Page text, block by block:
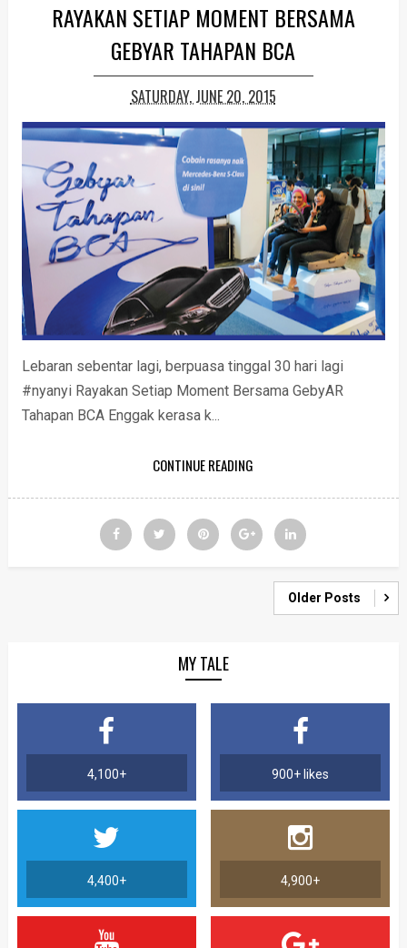
RAYAKAN SETIAP MOMENT BERSAMA
GEBYAR TAHAPAN BCA
SATURDAY, JUNE 20, 2015
Lebaran sebentar lagi, berpuasa tinggal 30 hari lagi
#nyanyi Rayakan Setiap Moment Bersama GebyAR
Tahapan BCA Enggak kerasa k...
CONTINUE READING
Older Posts
MY TALE
4,100+ 900+ likes
4,400+ 4,900+